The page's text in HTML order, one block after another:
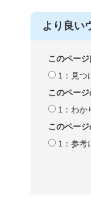
より良い
このペー
1：見つ
このペー
1：わか
このペー
1：参考